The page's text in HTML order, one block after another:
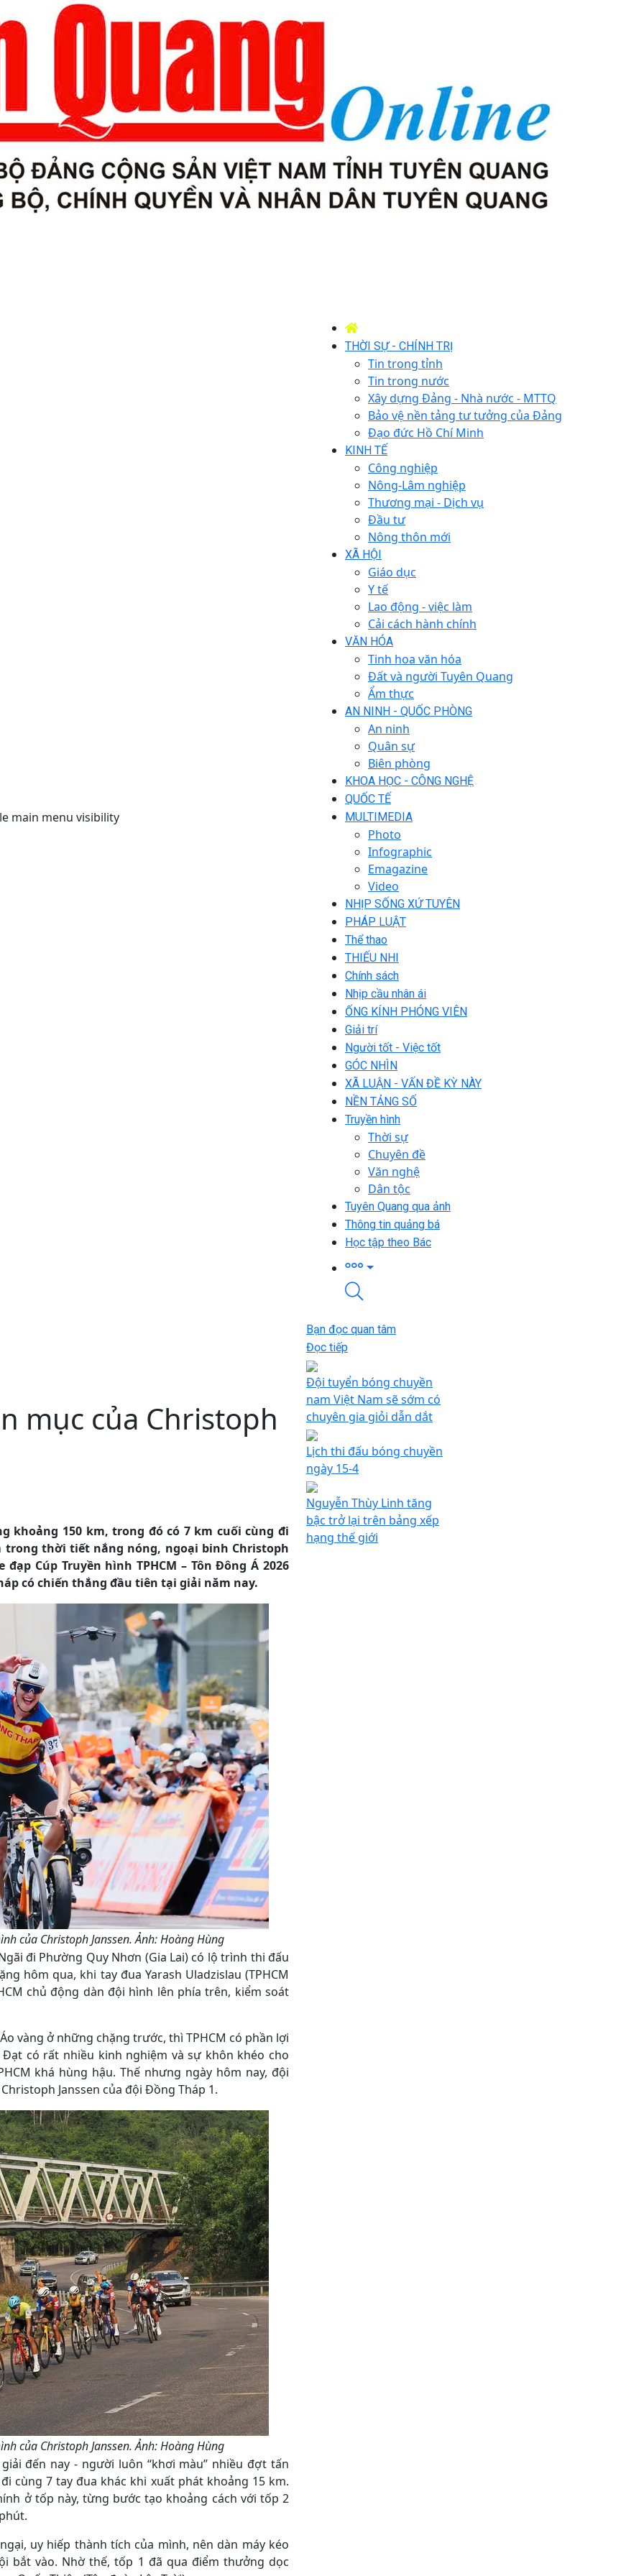
main menu visibility
THỜI SỰ - CHÍNH TRỊ
Tin trong tỉnh
Tin trong nước
Xây dựng Đảng - Nhà nước - MTTQ
Bảo vệ nền tảng tư tưởng của Đảng
Đạo đức Hồ Chí Minh
KINH TẾ
Công nghiệp
Nông-Lâm nghiệp
Thương mại - Dịch vụ
Đầu tư
Nông thôn mới
XÃ HỘI
Giáo dục
Y tế
Lao động - việc làm
Cải cách hành chính
VĂN HÓA
Tinh hoa văn hóa
Đất và người Tuyên Quang
Ẩm thực
AN NINH - QUỐC PHÒNG
An ninh
Quân sự
Biên phòng
KHOA HỌC - CÔNG NGHỆ
QUỐC TẾ
MULTIMEDIA
Photo
Infographic
Emagazine
Video
NHỊP SỐNG XỨ TUYÊN
PHÁP LUẬT
Thể thao
THIẾU NHI
Chính sách
Nhịp cầu nhân ái
ỐNG KÍNH PHÓNG VIÊN
Giải trí
Người tốt - Việc tốt
GÓC NHÌN
XÃ LUẬN - VẤN ĐỀ KỲ NÀY
NỀN TẢNG SỐ
Truyền hình
Thời sự
Chuyên đề
Văn nghệ
Dân tộc
Tuyên Quang qua ảnh
Thông tin quảng bá
Học tập theo Bác
mục của Christoph
khoảng 150 km, trong đó có 7 km cuối cùng đi
trong thời tiết nắng nóng, ngoại binh Christoph
Cúp Truyền hình TPHCM – Tôn Đông Á 2026
có chiến thắng đầu tiên tại giải năm nay.
của Christoph Janssen. Ảnh: Hoàng Hùng
đi Phường Quy Nhơn (Gia Lai) có lộ trình thi đấu
hôm qua, khi tay đua Yarash Uladzislau (TPHCM
chủ động dàn đội hình lên phía trên, kiểm soát
vàng ở những chặng trước, thì TPHCM có phần lợi
có rất nhiều kinh nghiệm và sự khôn khéo cho
khá hùng hậu. Thế nhưng ngày hôm nay, đội
Janssen của đội Đồng Tháp 1.
của Christoph Janssen. Ảnh: Hoàng Hùng
đến nay - người luôn “khơi màu” nhiều đợt tấn
cùng 7 tay đua khác khi xuất phát khoảng 15 km.
ở tốp này, từng bước tạo khoảng cách với tốp 2
uy hiếp thành tích của mình, nên dàn máy kéo
bắt vào. Nhờ thế, tốp 1 đã qua điểm thưởng dọc
Bạn đọc quan tâm
Đọc tiếp
Đội tuyển bóng chuyền
nam Việt Nam sẽ sớm có
chuyên gia giỏi dẫn dắt
Lịch thi đấu bóng chuyền
ngày 15-4
Nguyễn Thùy Linh tăng
bậc trở lại trên bảng xếp
hạng thế giới